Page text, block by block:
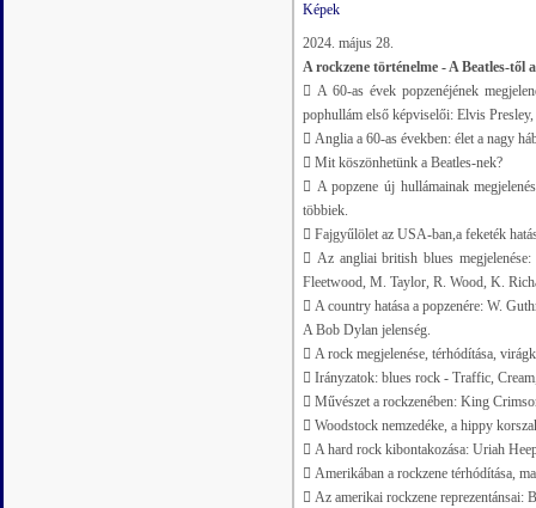
Képek
2024. május 28.
A rockzene történelme - A Beatles-től
 A 60-as évek popzenéjének
pophullám első képviselői: Elvis
 Anglia a 60-as években: élet a nagy
 Mit köszönhetünk a Beatles-nek?
 A popzene új hullámainak
többiek.
 Fajgyűlölet az USA-ban,a feketék
 Az angliai british blues
Fleetwood, M. Taylor, R. Wood, K.
 A country hatása a popzenére: W.
A Bob Dylan jelenség.
 A rock megjelenése, térhódítása,
 Irányzatok: blues rock - Traffic,
 Művészet a rockzenében: King
 Woodstock nemzedéke, a hippy
 A hard rock kibontakozása: Uriah
 Amerikában a rockzene térhódítása,
 Az amerikai rockzene